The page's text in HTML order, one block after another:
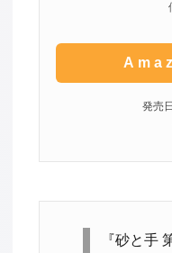
発売
『砂と手